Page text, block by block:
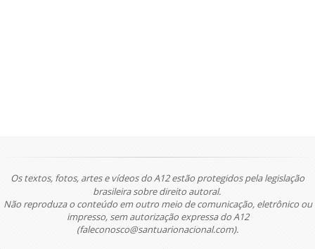
Os textos, fotos, artes e vídeos do A12 estão protegidos pela legislação
brasileira sobre direito autoral.
Não reproduza o conteúdo em outro meio de comunicação, eletrônico ou
impresso, sem autorização expressa do A12
(faleconosco@santuarionacional.com).